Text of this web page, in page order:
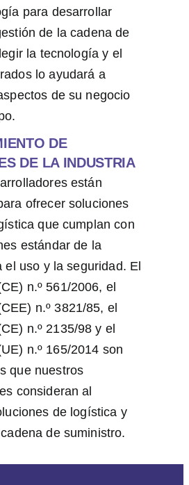
para desarrollar
de la cadena de
la tecnología y el
lo ayudará a
de su negocio
DE
DE LA INDUSTRIA
están
ofrecer soluciones
que cumplan con
estándar de la
el uso y la seguridad. El
n.º 561/2006, el
n.º 3821/85, el
n.º 2135/98 y el
n.º 165/2014 son
que nuestros
consideran al
de logística y
de suministro.